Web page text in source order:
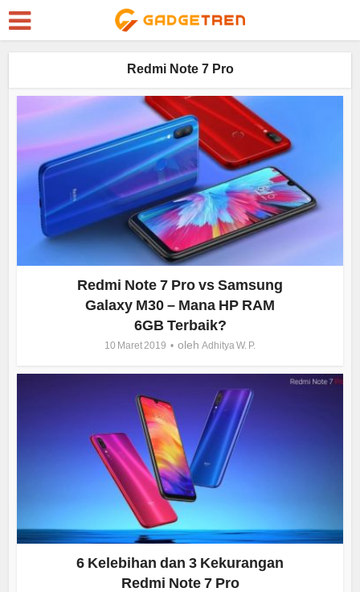
Redmi Note 7 Pro
Redmi Note 7 Pro vs Samsung
Galaxy M30 – Mana HP RAM
6GB Terbaik?
10 Maret 2019 oleh Adhitya W. P.
6 Kelebihan dan 3 Kekurangan
Redmi Note 7 Pro